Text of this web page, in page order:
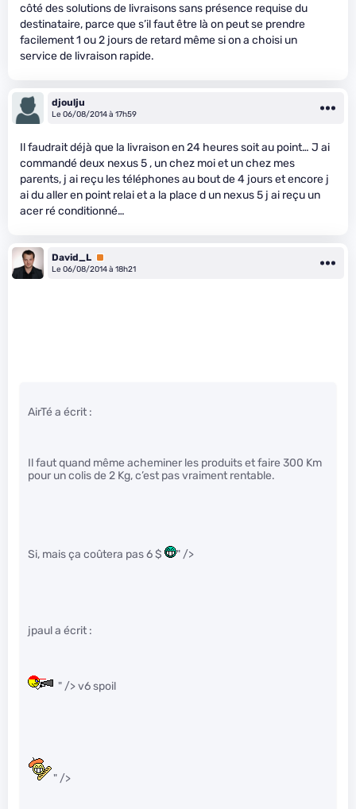
côté des solutions de livraisons sans présence requise du
destinataire, parce que s’il faut être là on peut se prendre
facilement 1 ou 2 jours de retard même si on a choisi un
service de livraison rapide.
djoulju
Le 06/08/2014 à 17h59
Il faudrait déjà que la livraison en 24 heures soit au point… J ai
commandé deux nexus 5 , un chez moi et un chez mes
parents, j ai reçu les téléphones au bout de 4 jours et encore j
ai du aller en point relai et a la place d un nexus 5 j ai reçu un
acer ré conditionné…
David_L Premium
Le 06/08/2014 à 18h21
AirTé a écrit :
Il faut quand même acheminer les produits et faire 300 Km
pour un colis de 2 Kg, c’est pas vraiment rentable.
Si, mais ça coûtera pas 6 $ " />
jpaul a écrit :
" /> v6 spoil
" />